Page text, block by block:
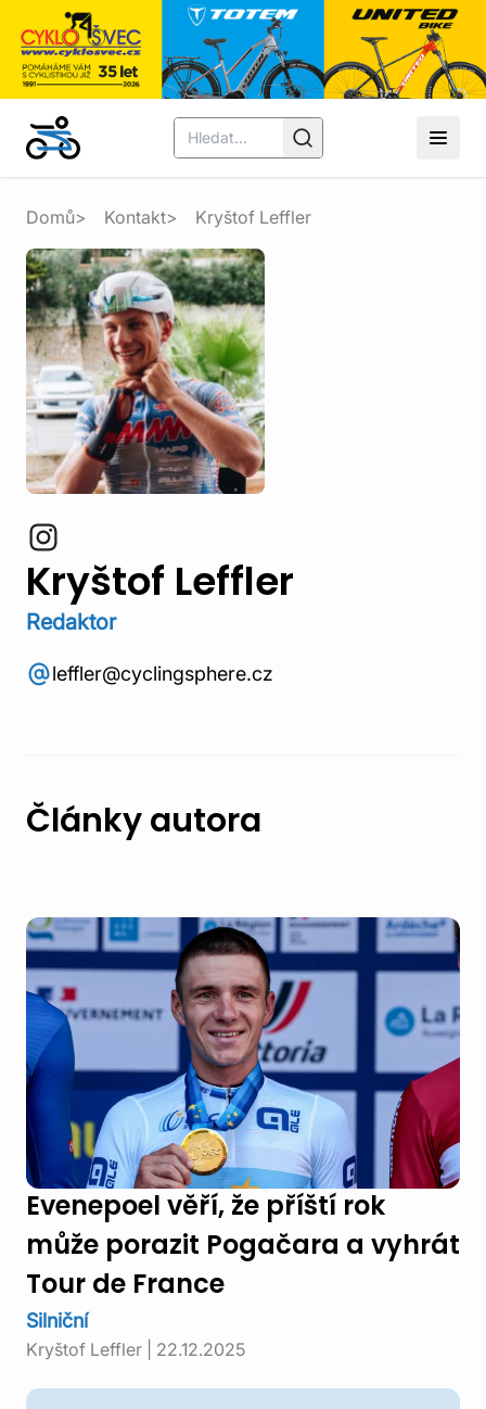
Domů Kontakt Kryštof Leffler
Kryštof Leffler
Redaktor
leffler@cyclingsphere.cz
Články autora
Evenepoel věří, že příští rok
může porazit Pogačara a vyhrát
Tour de France
Silniční
Kryštof Leffler 22.12.2025